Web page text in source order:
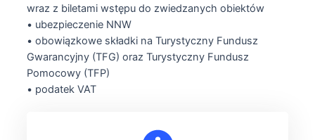
wraz z biletami wstępu do zwiedzanych obiektów
• ubezpieczenie NNW
• obowiązkowe składki na Turystyczny Fundusz
Gwarancyjny (TFG) oraz Turystyczny Fundusz
Pomocowy (TFP)
• podatek VAT